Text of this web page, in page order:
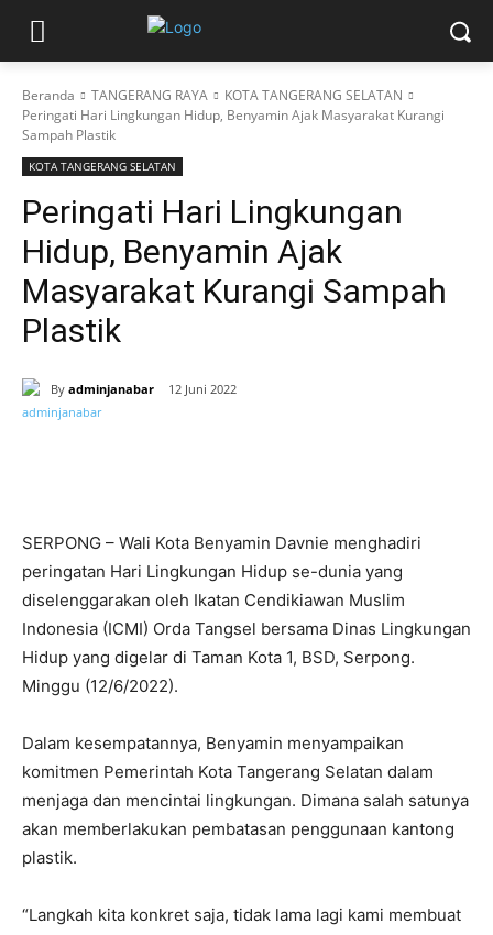
Beranda TANGERANG RAYA
KOTA TANGERANG SELATAN
Peringati Hari Lingkungan Hidup, Benyamin Ajak Masyarakat Kurangi
Sampah Plastik
KOTA TANGERANG SELATAN
Peringati Hari Lingkungan
Hidup, Benyamin Ajak
Masyarakat Kurangi Sampah
Plastik
By adminjanabar 12 Juni 2022
SERPONG – Wali Kota Benyamin Davnie menghadiri
peringatan Hari Lingkungan Hidup se-dunia yang
diselenggarakan oleh Ikatan Cendikiawan Muslim
Indonesia (ICMI) Orda Tangsel bersama Dinas Lingkungan
Hidup yang digelar di Taman Kota 1, BSD, Serpong.
Minggu (12/6/2022).
Dalam kesempatannya, Benyamin menyampaikan
komitmen Pemerintah Kota Tangerang Selatan dalam
menjaga dan mencintai lingkungan. Dimana salah satunya
akan memberlakukan pembatasan penggunaan kantong
plastik.
“Langkah kita konkret saja, tidak lama lagi kami membuat